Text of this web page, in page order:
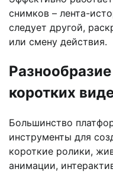
снимков – лента-
следует другой,
или смену действия.
коротких
Большинство
инструменты для
короткие ролики,
анимации,